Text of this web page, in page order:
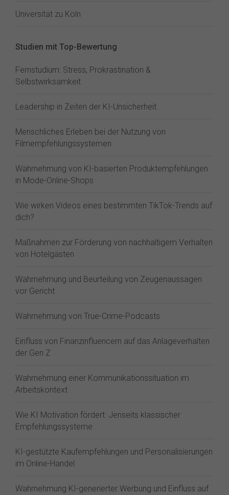
Universität zu Köln
Studien mit Top-Bewertung
Fernstudium: Stress, Prokrastination &
Selbstwirksamkeit
Leadership in Zeiten der KI-Unsicherheit
Menschliches Erleben bei der Nutzung von
Filmempfehlungssystemen
Wahrnehmung von KI-basierten Produktempfehlungen
in Mode-Online-Shops
Wie wirken Videos eines bestimmten TikTok-Trends auf
dich?
Maßnahmen zur Förderung von nachhaltigem Verhalten
von Hotelgästen
Wahrnehmung und Beurteilung von Zeugenaussagen
vor Gericht
Wahrnehmung von True-Crime-Podcasts
Einfluss von Finanzinfluencern auf das Anlageverhalten
der Gen Z⁠
Wahrnehmung einer Kommunikationssituation im
Arbeitskontext
Wie KI Motivation fördert: Jenseits klassischer
Empfehlungssysteme
KI-gestützte Kaufempfehlungen und Personalisierungen
im Online-Handel
Wahrnehmung KI-generierter Werbung und Einfluss auf